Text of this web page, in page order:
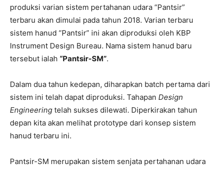
produksi varian sistem pertahanan udara “Pantsir”
terbaru akan dimulai pada tahun 2018. Varian terbaru
sistem hanud “Pantsir” ini akan diproduksi oleh KBP
Instrument Design Bureau. Nama sistem hanud baru
tersebut ialah “Pantsir-SM”.
Dalam dua tahun kedepan, diharapkan batch pertama dari
sistem ini telah dapat diproduksi. Tahapan Design
Engineering telah sukses dilewati. Diperkirakan tahun
depan kita akan melihat prototype dari konsep sistem
hanud terbaru ini.
Pantsir-SM merupakan sistem senjata pertahanan udara